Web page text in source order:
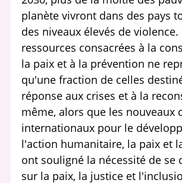
planète vivront dans des pays
des niveaux élevés de
ressources consacrées à la
la paix et à la prévention ne
qu'une fraction de celles
réponse aux crises et à la
même, alors que les nouveaux
internationaux pour le
l'action humanitaire, la paix et
ont souligné la nécessité de se
sur la paix, la justice et